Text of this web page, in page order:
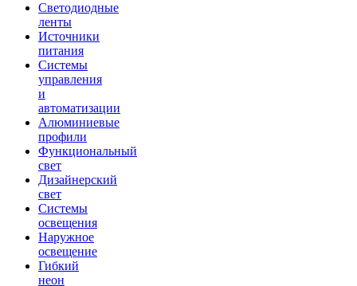
Светодиодные
ленты
Источники
питания
Системы
управления
и
автоматизации
Алюминиевые
профили
Функциональный
свет
Дизайнерский
свет
Системы
освещения
Наружное
освещение
Гибкий
неон